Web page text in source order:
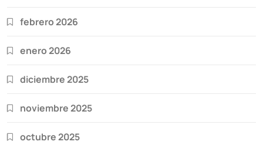
febrero 2026
enero 2026
diciembre 2025
noviembre 2025
octubre 2025